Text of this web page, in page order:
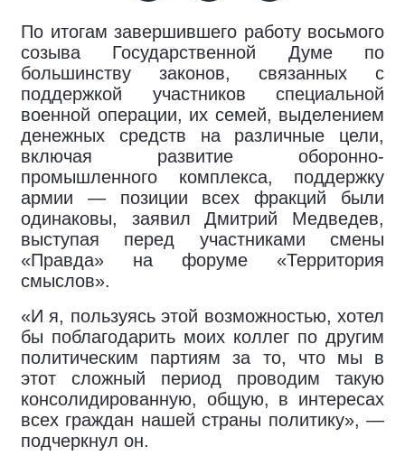
По итогам завершившего работу восьмого
созыва Государственной Думе по
большинству законов, связанных с
поддержкой участников специальной
военной операции, их семей, выделением
денежных средств на различные цели,
включая развитие оборонно-
промышленного комплекса, поддержку
армии — позиции всех фракций были
одинаковы, заявил Дмитрий Медведев,
выступая перед участниками смены
«Правда» на форуме «Территория
смыслов».
«И я, пользуясь этой возможностью, хотел
бы поблагодарить моих коллег по другим
политическим партиям за то, что мы в
этот сложный период проводим такую
консолидированную, общую, в интересах
всех граждан нашей страны политику», —
подчеркнул он.